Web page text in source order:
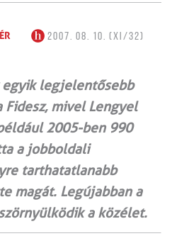
2007. 08. 10. (XI/32)
egyik legjelentősebb
mivel Lengyel
2005-ben 990
a jobboldali
tarthatatlanabb
magát. Legújabban a
a közélet.